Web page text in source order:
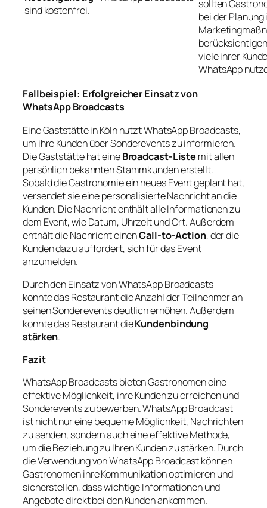
sind kostenfrei.
sollten
bei der Planung
viele ihrer
WhatsApp
Fallbeispiel: Erfolgreicher Einsatz von
WhatsApp Broadcasts
Eine Gaststätte in Köln nutzt WhatsApp Broadcasts,
um ihre Kunden über Sonderevents zu informieren.
Die Gaststätte hat eineBroadcast-Liste mit allen
persönlich bekannten Stammkunden erstellt.
Sobald die Gastronomie ein neues Event geplant hat,
versendet sie eine personalisierte Nachricht an die
Kunden. Die Nachricht enthält alle Informationen zu
dem Event, wie Datum, Uhrzeit und Ort. Außerdem
enthält die Nachricht einenCall-to-Action, der die
Kunden dazu auffordert, sich für das Event
anzumelden.
Durch den Einsatz von WhatsApp Broadcasts
konnte das Restaurant die Anzahl der Teilnehmer an
seinen Sonderevents deutlich erhöhen. Außerdem
konnte das Restaurant dieKundenbindung
stärken.
Fazit
WhatsApp Broadcasts bieten Gastronomen eine
effektive Möglichkeit, ihre Kunden zu erreichen und
Sonderevents zu bewerben. WhatsApp Broadcast
ist nicht nur eine bequeme Möglichkeit, Nachrichten
zu senden, sondern auch eine effektive Methode,
um die Beziehung zu Ihren Kunden zu stärken. Durch
die Verwendung von WhatsApp Broadcast können
Gastronomen ihre Kommunikation optimieren und
sicherstellen, dass wichtige Informationen und
Angebote direkt bei den Kunden ankommen.